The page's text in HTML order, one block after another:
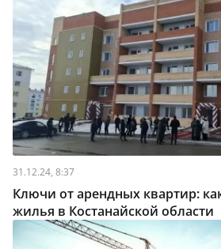
31.12.24, 8:37
Ключи от арендных квартир:
жилья в Костанайской области